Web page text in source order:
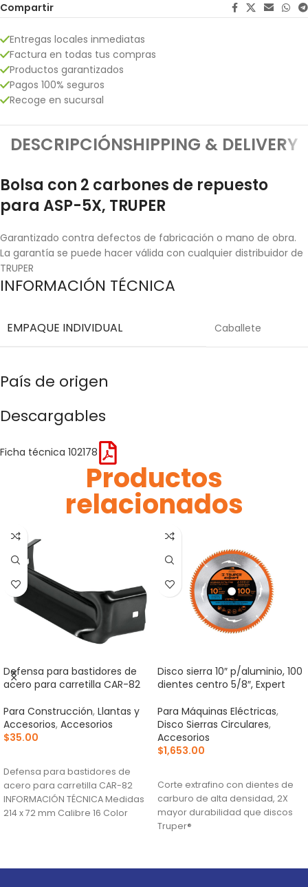
Compartir
Entregas locales inmediatas
Factura en todas tus compras
Productos garantizados
Pagos 100% seguros
Recoge en sucursal
DESCRIPCIÓNSHIPPING & DELIVERY
Bolsa con 2 carbones de repuesto
para ASP-5X, TRUPER
Garantizado contra defectos de fabricación o mano de obra.
La garantía se puede hacer válida con cualquier distribuidor de
TRUPER
INFORMACIÓN TÉCNICA
EMPAQUE INDIVIDUAL Caballete
País de origen
Descargables
Ficha técnica 102178
Productos
relacionados
Defensa para bastidores de
acero para carretilla CAR-82
Para Construcción, Llantas y
Accesorios, Accesorios
$35.00
Defensa para bastidores de
acero para carretilla CAR-82
INFORMACIÓN TÉCNICA Medidas
214 x 72 mm Calibre 16 Color
Disco sierra 10″ p/aluminio, 100
dientes centro 5/8″, Expert
Para Máquinas Eléctricas,
Disco Sierras Circulares,
Accesorios
$1,653.00
Corte extrafino con dientes de
carburo de alta densidad, 2X
mayor durabilidad que discos
Truper®
proporciona mejor acabado